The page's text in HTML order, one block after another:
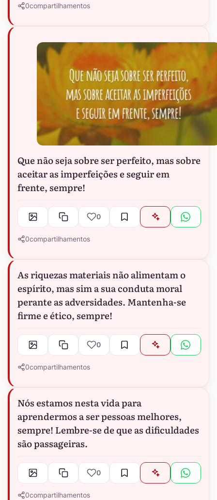
0compartilhamentos
Que não seja sobre ser perfeito, mas sobre
aceitar as imperfeições e seguir em
frente, sempre!
0
0compartilhamentos
As riquezas materiais não alimentam o
espírito, mas sim a sua conduta moral
perante as adversidades. Mantenha-se
firme e ético, sempre!
0
0compartilhamentos
Nós estamos nesta vida para
aprendermos a ser pessoas melhores,
sempre! Lembre-se de que as dificuldades
são passageiras.
0
0compartilhamentos